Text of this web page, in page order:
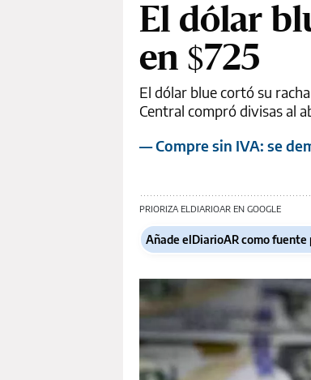
El dólar
en $725
El dólar blue cortó su
Central compró divisas al
— Compre sin IVA: se
PRIORIZA ELDIARIOAR EN GOOGLE
Añade elDiarioAR como fuente